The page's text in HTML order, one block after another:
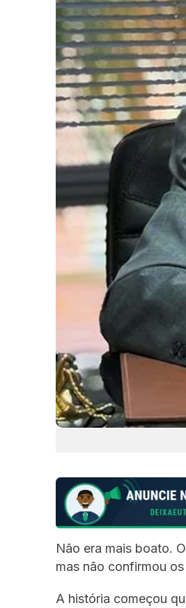
Não era mais boato.
mas não confirmou
A história começou